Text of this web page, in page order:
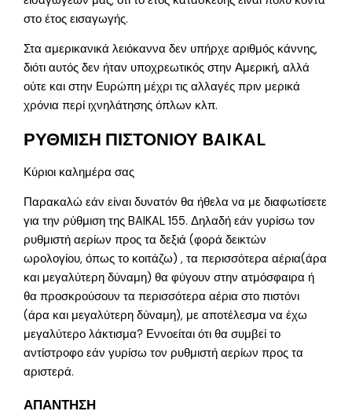
στο έτος εισαγωγής.
Στα αμερικανικά λειόκαννα δεν υπήρχε αριθμός κάννης,
διότι αυτός δεν ήταν υποχρεωτικός στην Αμερική, αλλά
ούτε και στην Ευρώπη μέχρι τις αλλαγές πριν μερικά
χρόνια περί ιχνηλάτησης όπλων κλπ.
ΡΥΘΜΙΣΗ ΠΙΣΤΟΝΙΟΥ BAIKAL
Κύριοι καλημέρα σας
Παρακαλώ εάν είναι δυνατόν θα ήθελα να με διαφωτίσετε
για την ρύθμιση της BAIKAL 155. Δηλαδή εάν γυρίσω τον
ρυθμιστή αερίων προς τα δεξιά (φορά δεικτών
ωρολογίου, όπως το κοιτάζω) , τα περισσότερα αέρια(άρα
και μεγαλύτερη δύναμη) θα φύγουν στην ατμόσφαιρα ή
θα προσκρούσουν τα περισσότερα αέρια στο πιστόνι
(άρα και μεγαλύτερη δύναμη), με αποτέλεσμα να έχω
μεγαλύτερο λάκτισμα? Εννοείται ότι θα συμβεί το
αντίστροφο εάν γυρίσω τον ρυθμιστή αερίων προς τα
αριστερά.
ΑΠΑΝΤΗΣΗ